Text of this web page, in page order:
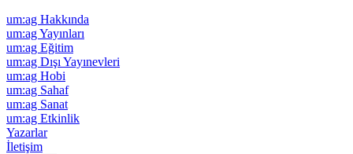
um:ag Hakkında
um:ag Yayınları
um:ag Eğitim
um:ag Dışı Yayınevleri
um:ag Hobi
um:ag Sahaf
um:ag Sanat
um:ag Etkinlik
Yazarlar
İletişim